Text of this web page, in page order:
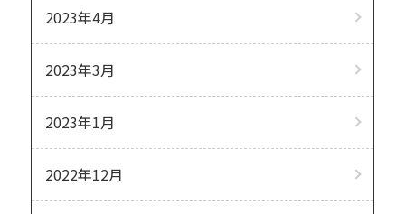
2023年4月
2023年3月
2023年1月
2022年12月